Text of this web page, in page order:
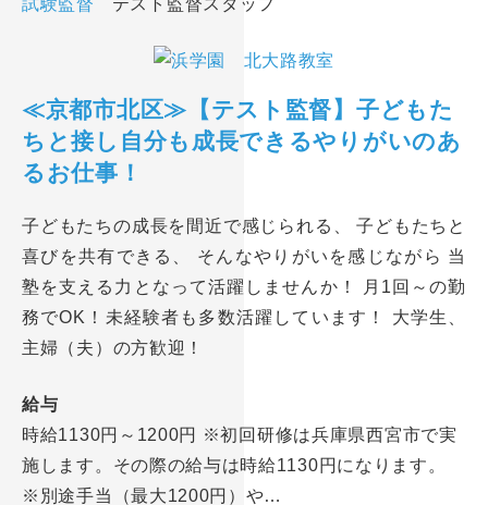
試験監督 テスト監督スタッフ
≪京都市北区≫【テスト監督】子どもた
ちと接し自分も成長できるやりがいのあ
るお仕事！
子どもたちの成長を間近で感じられる、 子どもたちと
喜びを共有できる、 そんなやりがいを感じながら 当
塾を支える力となって活躍しませんか！ 月1回～の勤
務でOK！未経験者も多数活躍しています！ 大学生、
主婦（夫）の方歓迎！
給与
時給1130円～1200円 ※初回研修は兵庫県西宮市で実
施します。その際の給与は時給1130円になります。
※別途手当（最大1200円）や…